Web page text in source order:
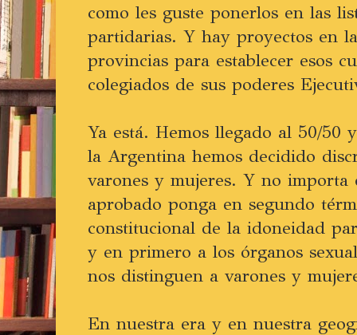
como les guste ponerlos en las
partidarias. Y hay proyectos en
provincias para establecer esos
colegiados de sus poderes
Ya está. Hemos llegado al 50/50
la Argentina hemos decidido
varones y mujeres. Y no importa
aprobado ponga en segundo
constitucional de la idoneidad
y en primero a los órganos
nos distinguen a varones y
En nuestra era y en nuestra